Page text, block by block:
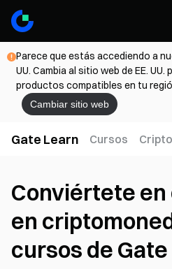
Parece que estás accediendo a
UU. Cambia al sitio web de EE.
productos compatibles en tu
Cambiar sitio web
Gate Learn Cursos
Conviértete
en
cursos de